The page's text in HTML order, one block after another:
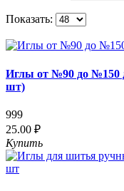
Показать:
Иглы от №90 до №150
шт)
999
25.00 ₽
Купить